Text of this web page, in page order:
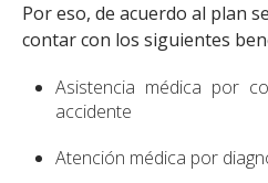
Por eso, de acuerdo al plan
contar con los siguientes
Asistencia médica por
accidente
Atención médica por